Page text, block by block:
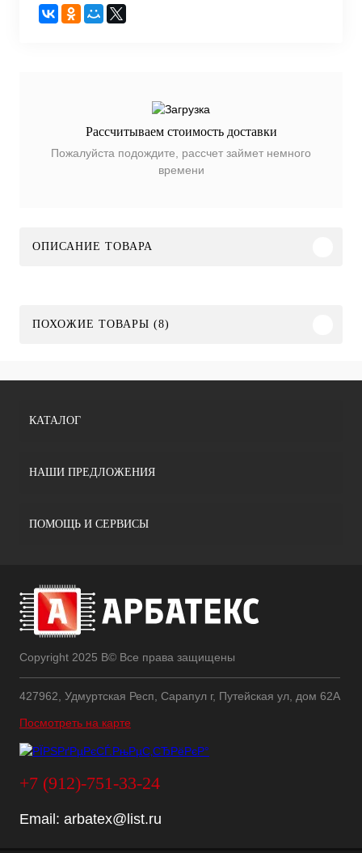
Рассчитываем стоимость доставки
Пожалуйста подождите, рассчет займет немного
времени
ОПИСАНИЕ ТОВАРА
ПОХОЖИЕ ТОВАРЫ (8)
КАТАЛОГ
НАШИ ПРЕДЛОЖЕНИЯ
ПОМОЩЬ И СЕРВИСЫ
Copyright 2025 В© Все права защищены
427962, Удмуртская Респ, Сарапул г, Путейская ул, дом 62А
Посмотреть на карте
+7 (912)-751-33-24
Email: arbatex@list.ru